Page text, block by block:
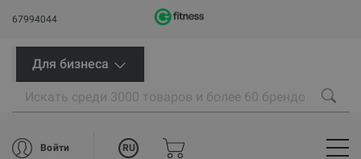
67994044
Для бизнеса
Войти RU